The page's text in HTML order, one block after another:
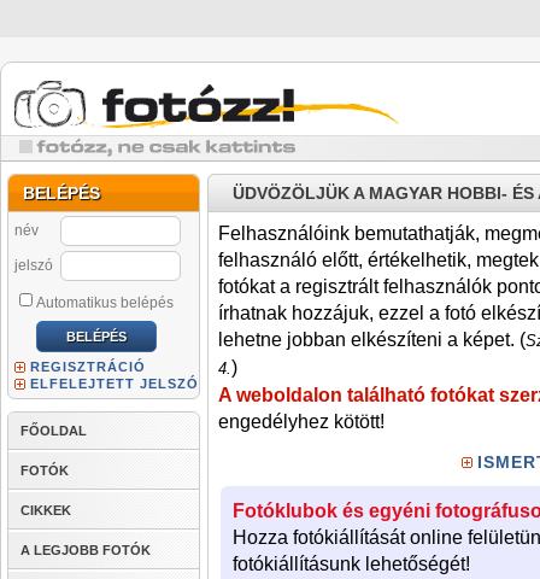
BELÉPÉS
név
jelszó
Automatikus belépés
REGISZTRÁCIÓ
ELFELEJTETT JELSZÓ
FŐOLDAL
FOTÓK
CIKKEK
A LEGJOBB FOTÓK
ÜDVÖZÖLJÜK A MAGYAR HOBBI-
Felhasználóink bemutathatják,
felhasználó előtt, értékelhetik,
fotókat a regisztrált felhasználók
írhatnak hozzájuk, ezzel a fotó
lehetne jobban elkészíteni a képet. (
4.)
A weboldalon található fotókat
engedélyhez kötött!
Fotóklubok és egyéni
Hozza fotókiállítását online
fotókiállításunk lehetőségét!